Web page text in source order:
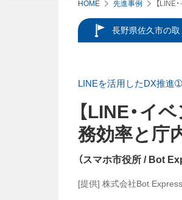
HOME 先進事例 【LINE
長野県佐久市の
LINEを活用したDX推進➀
【LINE・イ
務効率と庁
（スマホ市役所 / Bot
[提供] 株式会社Bot Express